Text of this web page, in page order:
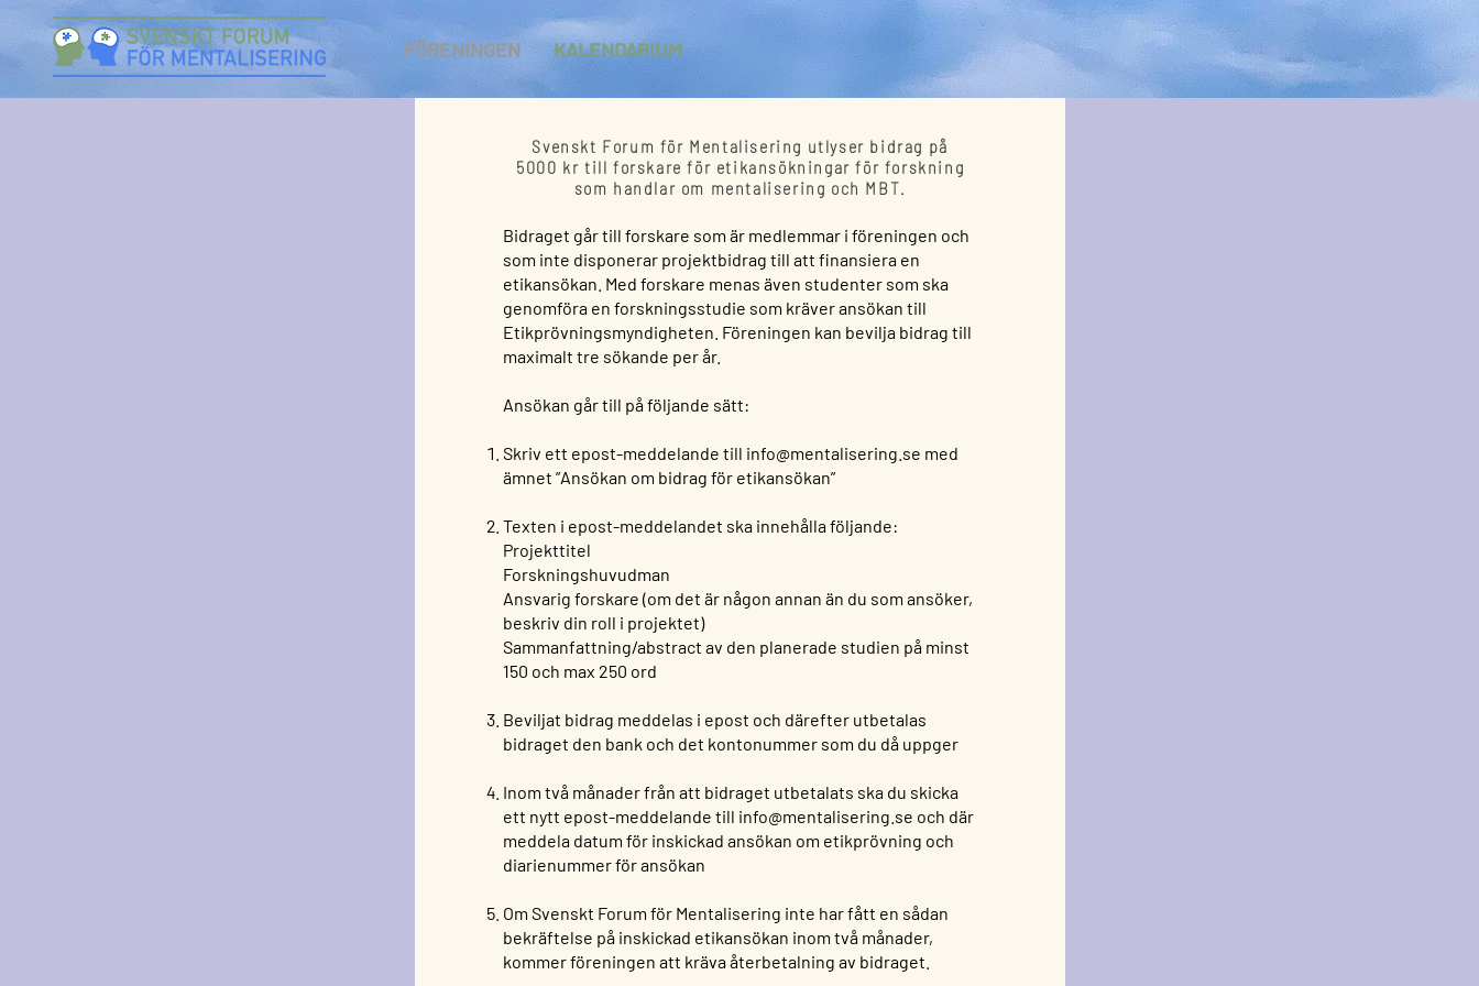
FÖRENINGEN KALENDARIUM
Svenskt Forum för Mentalisering utlyser bidrag på
5000 kr till forskare för etikansökningar för forskning
som handlar om mentalisering och MBT.
Bidraget går till forskare som är medlemmar i föreningen och
som inte disponerar projektbidrag till att finansiera en
etikansökan. Med forskare menas även studenter som ska
genomföra en forskningsstudie som kräver ansökan till
Etikprövningsmyndigheten. Föreningen kan bevilja bidrag till
maximalt tre sökande per år.
Ansökan går till på följande sätt:
Skriv ett epost-meddelande till info@mentalisering.se med
ämnet ”Ansökan om bidrag för etikansökan”
Texten i epost-meddelandet ska innehålla följande:
Projekttitel
Forskningshuvudman
Ansvarig forskare (om det är någon annan än du som ansöker,
beskriv din roll i projektet)
Sammanfattning/abstract av den planerade studien på minst
150 och max 250 ord
Beviljat bidrag meddelas i epost och därefter utbetalas
bidraget den bank och det kontonummer som du då uppger
Inom två månader från att bidraget utbetalats ska du skicka
ett nytt epost-meddelande till info@mentalisering.se och där
meddela datum för inskickad ansökan om etikprövning och
diarienummer för ansökan
Om Svenskt Forum för Mentalisering inte har fått en sådan
bekräftelse på inskickad etikansökan inom två månader,
kommer föreningen att kräva återbetalning av bidraget.